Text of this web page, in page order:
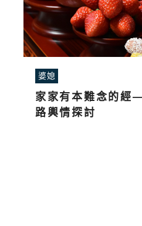
婆媳
家家有本難念的經
路輿情探討